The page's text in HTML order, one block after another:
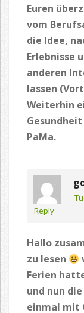
Euren
vom
die Idee,
Erlebnisse
anderen
lassen
Weiterhin
PaMa.
Reply
Hallo
zu lesen
Ferien
und nun
einmal mit